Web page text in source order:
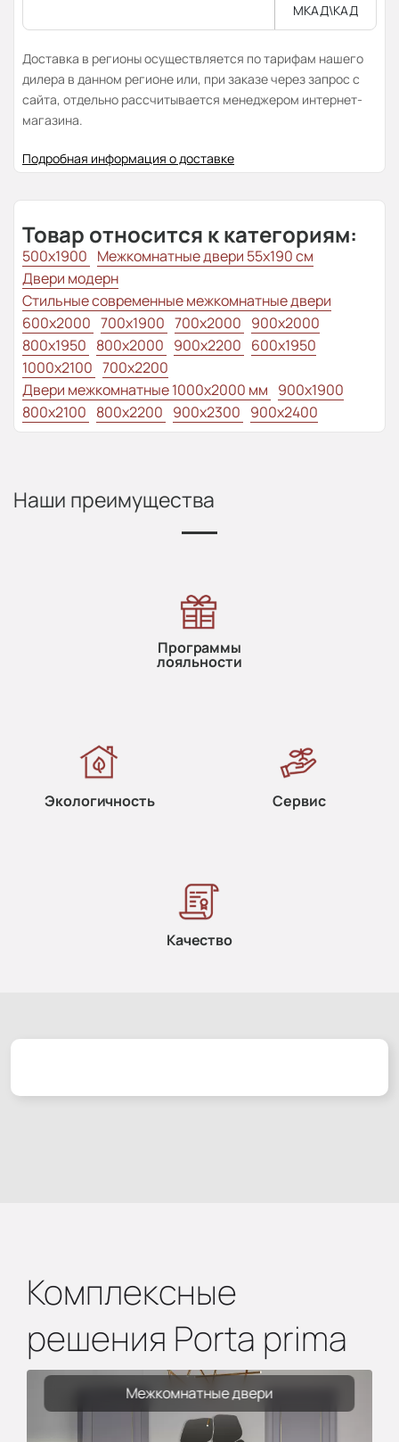
МКАД\КАД
Доставка в регионы осуществляется по тарифам нашего
дилера в данном регионе или, при заказе через запрос с
сайта, отдельно рассчитывается менеджером интернет-
магазина.
Подробная информация о доставке
Товар относится к категориям:
500x1900 Межкомнатные двери 55х190 см
Двери модерн
Стильные современные межкомнатные двери
600x2000 700x1900 700x2000 900x2000
800х1950 800x2000 900x2200 600x1950
1000x2100 700x2200
Двери межкомнатные 1000х2000 мм 900x1900
800x2100 800x2200 900x2300 900x2400
Наши преимущества
Программы
лояльности
Экологичность Сервис
Качество
Комплексные
решения Porta prima
Межкомнатные двери